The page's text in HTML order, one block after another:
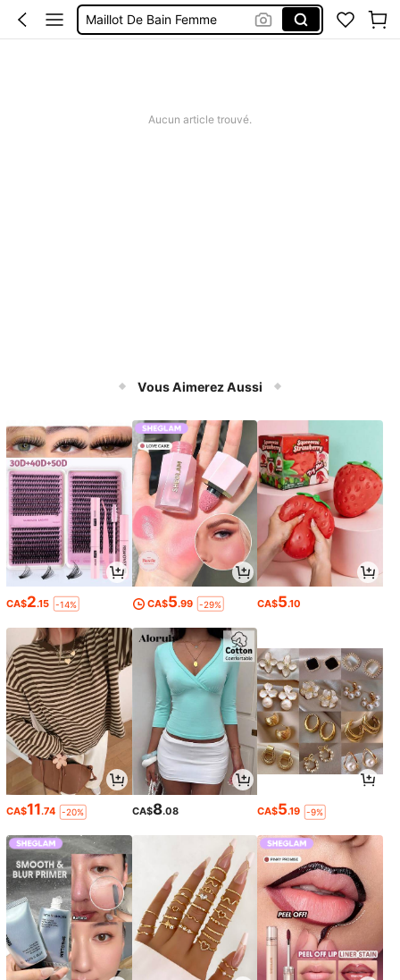
Maillot De Bain Femme
Aucun article trouvé.
Vous Aimerez Aussi
CA$2.15 -14% CA$5.99 -29% CA$5.10
CA$11.74 -20% CA$8.08 CA$5.19 -9%